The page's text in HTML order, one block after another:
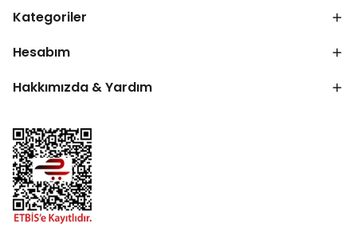
Kategoriler
Hesabım
Hakkımızda & Yardım